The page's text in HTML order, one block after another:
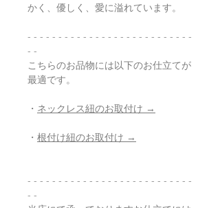
かく、優しく、愛に溢れています。
- - - - - - - - - - - - - - - - - - - - - - - - - - -
- -
こちらのお品物には以下のお仕立てが
最適です。
・ ネックレス紐のお取付け →
・ 根付け紐のお取付け →
- - - - - - - - - - - - - - - - - - - - - - - - - - -
- -